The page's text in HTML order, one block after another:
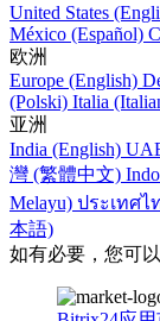
United States
México (Español)
欧洲
Europe (English)
(Polski) Italia
亚洲
India (English)
灣 (繁體中文)
Melayu) ประเทศไ
本語)
如有必要，您可